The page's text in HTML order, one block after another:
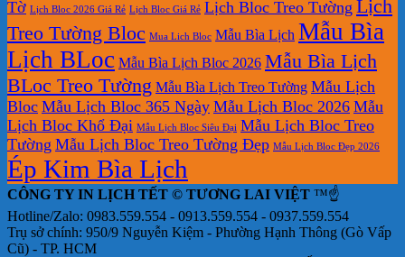
Tờ Lịch Bloc 2026 Giá Rẻ Lịch Bloc Giá Rẻ Lịch Bloc Treo Tường Lịch
Treo Tường Bloc Mua Lich Bloc Mẫu Bìa Lịch Mẫu Bìa
Lịch BLoc Mẫu Bìa Lịch Bloc 2026 Mẫu Bìa Lịch
BLoc Treo Tường Mẫu Bìa Lịch Treo Tường Mẫu Lịch
Bloc Mẫu Lịch Bloc 365 Ngày Mẫu Lịch Bloc 2026 Mẫu
Lịch Bloc Khổ Đại Mẫu Lịch Bloc Siêu Đại Mẫu Lịch Bloc Treo
Tường Mẫu Lịch Bloc Treo Tường Đẹp Mẫu Lịch Bloc Đẹp 2026
Ép Kim Bìa Lịch
CÔNG TY IN LỊCH TẾT © TƯƠNG LAI VIỆT ™☝️
Hotline/Zalo: 0983.559.554 - 0913.559.554 - 0937.559.554
Trụ sở chính: 950/9 Nguyễn Kiệm - Phường Hạnh Thông (Gò Vấp
Cũ) - TP. HCM